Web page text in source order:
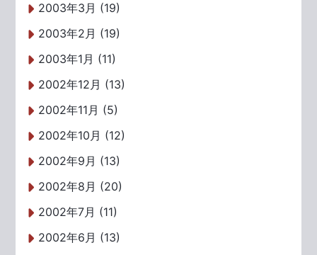
2003年3月 (19)
2003年2月 (19)
2003年1月 (11)
2002年12月 (13)
2002年11月 (5)
2002年10月 (12)
2002年9月 (13)
2002年8月 (20)
2002年7月 (11)
2002年6月 (13)